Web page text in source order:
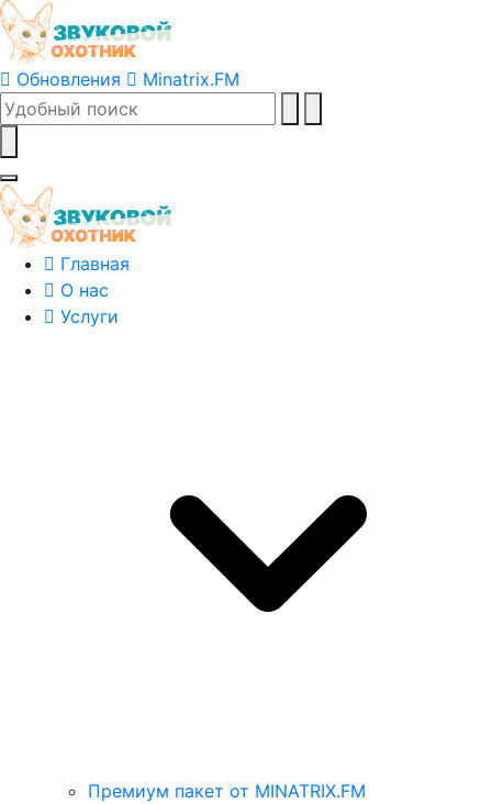
Обновления Minatrix.FM
Главная
О нас
Услуги
Премиум пакет от MINATRIX.FM